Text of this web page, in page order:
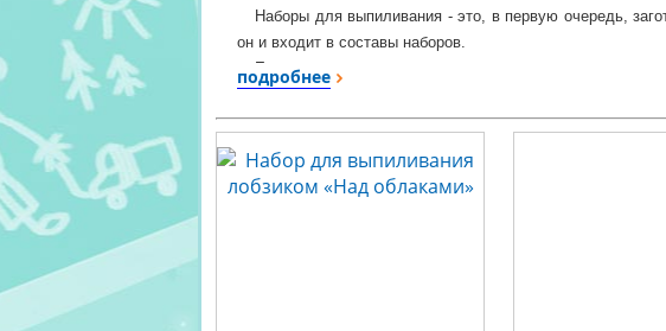
Наборы для выпиливания - это, в первую очередь,
он и входит в составы наборов.
Если увлечение выпиливанием не ограничится
дощечки для выпиливания по дереву. Если у Вас есть
доски для выжигания - те, которые без рисунка. Они
подробнее